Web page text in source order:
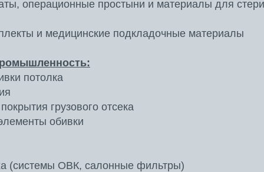
операционные простыни и материалы для
и медицинские подкладочные материалы
потолка
грузового отсека
обивки
(системы ОВК, салонные фильтры)